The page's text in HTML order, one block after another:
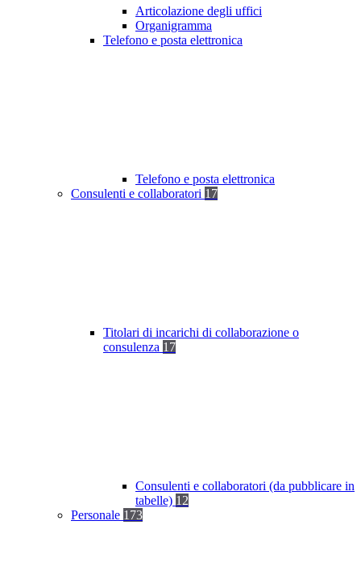
Articolazione degli uffici
Organigramma
Telefono e posta elettronica
Telefono e posta elettronica
Consulenti e collaboratori 17
Titolari di incarichi di collaborazione o
consulenza 17
Consulenti e collaboratori (da pubblicare in
tabelle) 12
Personale 173